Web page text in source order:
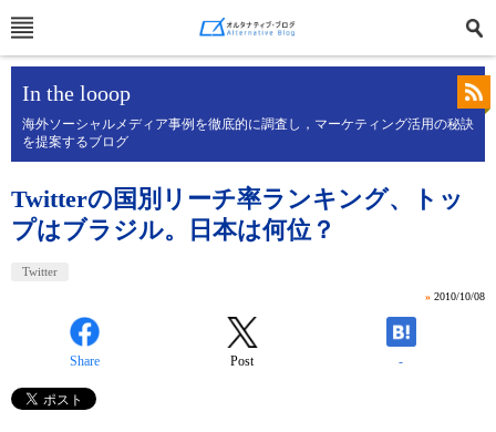
In the looop
海外ソーシャルメディア事例を徹底的に調査し，マーケティング活用の秘訣
を提案するブログ
Twitterの国別リーチ率ランキング、トッ
プはブラジル。日本は何位？
Twitter
» 2010/10/08
Share Post -